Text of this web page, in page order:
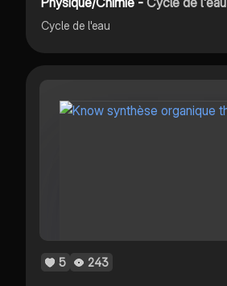
Cycle de l'eau
5 243